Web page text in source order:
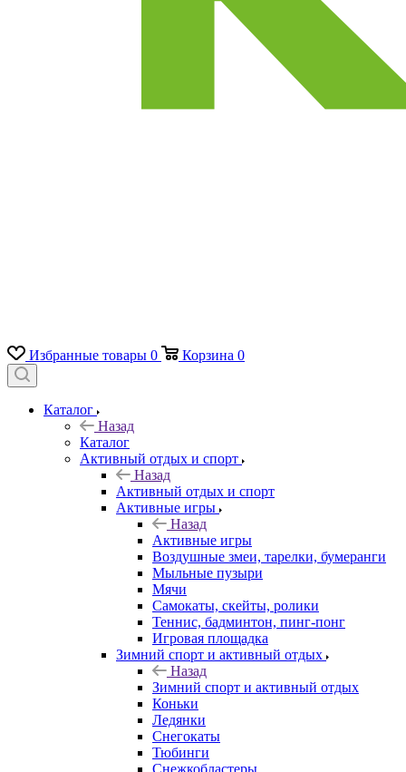
Избранные товары 0 Корзина 0
Каталог
Назад
Каталог
Активный отдых и спорт
Назад
Активный отдых и спорт
Активные игры
Назад
Активные игры
Воздушные змеи, тарелки, бумеранги
Мыльные пузыри
Мячи
Самокаты, скейты, ролики
Теннис, бадминтон, пинг-понг
Игровая площадка
Зимний спорт и активный отдых
Назад
Зимний спорт и активный отдых
Коньки
Ледянки
Снегокаты
Тюбинги
Снежкобластеры